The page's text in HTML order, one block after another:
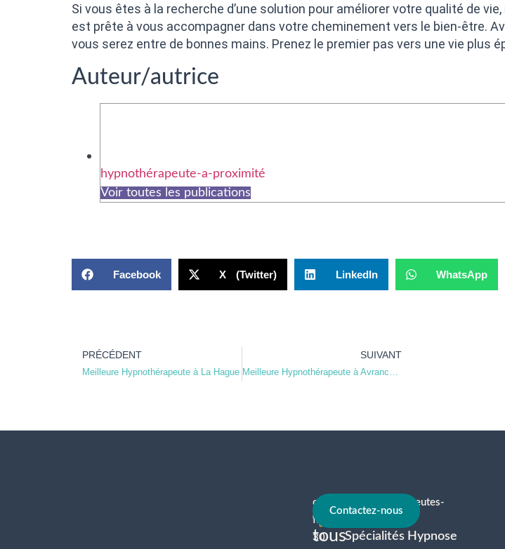
Si vous êtes à la recherche d’une solution pour améliorer votre qualité de
est prête à vous accompagner dans votre cheminement vers le bien-être.
vous serez entre de bonnes mains. Prenez le premier pas vers une vie plus
Auteur/autrice
hypnothérapeute-a-proximité
Voir toutes les publications
Facebook X (Twitter) LinkedIn WhatsApp
PRÉCÉDENT
Meilleure Hypnothérapeute à La Hague
SUIVANT
Meilleure Hypnothérapeute à Avranches
À
tous
contact@hypnotherapeutes-
france.com
30
Contactez-nous
Spécialités Hypnose